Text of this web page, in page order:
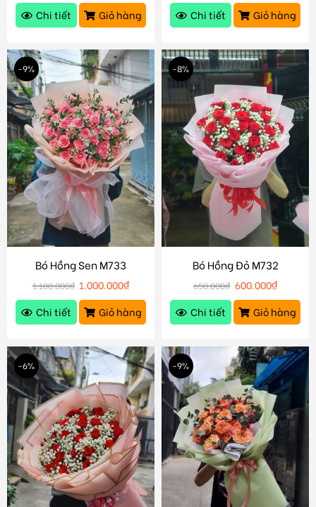
Chi tiết Giỏ hàng Chi tiết Giỏ hàng
-9%
Bó Hồng Sen M733
1.100.000₫ 1.000.000₫
Chi tiết
Giỏ hàng
-8%
Bó Hồng Đỏ M732
650.000₫ 600.000₫
Chi tiết
Giỏ hàng
-6% -9%